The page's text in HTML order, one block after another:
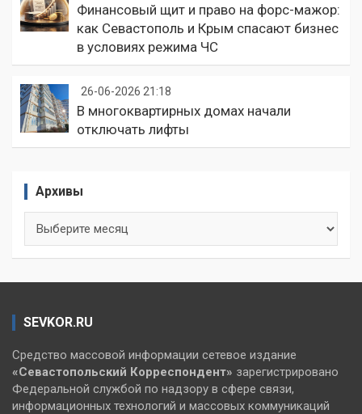
Финансовый щит и право на форс-мажор:
как Севастополь и Крым спасают бизнес
в условиях режима ЧС
26-06-2026 21:18
В многоквартирных домах начали
отключать лифты
Архивы
SEVKOR.RU
Средство массовой информации сетевое издание
«Севастопольский Корреспондент» зарегистрировано
Федеральной службой по надзору в сфере связи,
информационных технологий и массовых коммуникаций